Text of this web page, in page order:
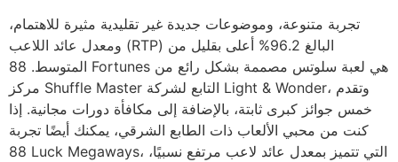
تجربة متنوعة، وموضوعات جديدة غير تقليدية مثيرة للاهتمام،
ومعدل عائد اللاعب (RTP) البالغ 96.2% أعلى بقليل من
المتوسط. 88 Fortunes هي لعبة سلوتس مصممة بشكل رائع من
مركز Shuffle Master التابع لشركة Light & Wonder، وتقدم
خمس جوائز كبرى ثابتة، بالإضافة إلى مكافأة دورات مجانية. إذا
كنت من محبي الألعاب ذات الطابع الشرقي، يمكنك أيضًا تجربة
88 Luck Megaways، التي تتميز بمعدل عائد لاعب مرتفع نسبيًا،